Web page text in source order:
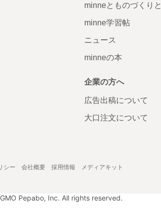
minneとものづくりと
minne学習帖
ニュース
minneの本
企業の方へ
広告出稿について
大口注文について
シー 会社概要 採用情報 メディアキット
Pepabo, Inc. All rights reserved.